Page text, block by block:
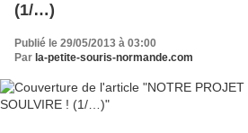
(1/…)
Publié le 29/05/2013 à 03:00
Par la-petite-souris-normande.com